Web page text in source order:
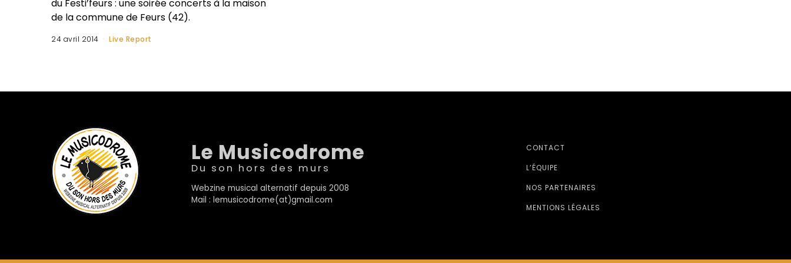
du Festi’feurs : une soirée concerts à la maison
de la commune de Feurs (42).
24 avril 2014 Live Report
Le Musicodrome
Du son hors des murs
Webzine musical alternatif depuis 2008
Mail : lemusicodrome(at)gmail.com
CONTACT
L’ÉQUIPE
NOS PARTENAIRES
MENTIONS LÉGALES